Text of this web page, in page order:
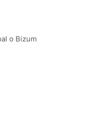
o Bizum